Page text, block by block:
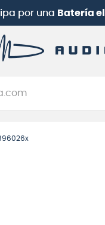
12 cuotas con